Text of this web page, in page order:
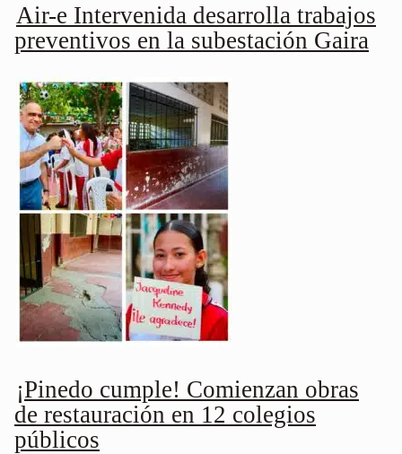
Air-e Intervenida desarrolla trabajos
preventivos en la subestación Gaira
¡Pinedo cumple! Comienzan obras
de restauración en 12 colegios
públicos